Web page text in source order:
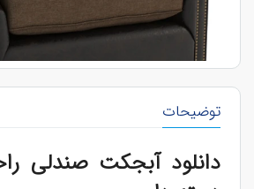
توضیحات
دانلود آبجکت صندلی